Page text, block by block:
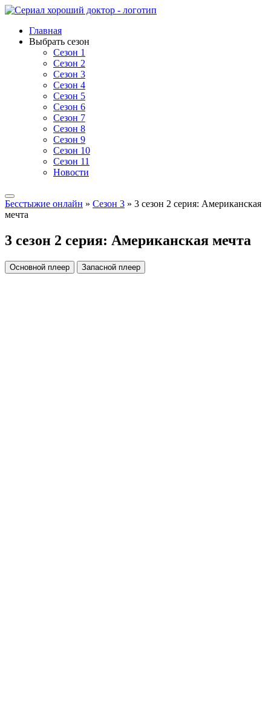
Главная
Выбрать сезон
Сезон 1
Сезон 2
Сезон 3
Сезон 4
Сезон 5
Сезон 6
Сезон 7
Сезон 8
Сезон 9
Сезон 10
Сезон 11
Новости
Бесстыжие онлайн » Сезон 3 » 3 сезон 2 серия: Американская
мечта
3 сезон 2 серия: Американская мечта
Основной плеер Запасной плеер